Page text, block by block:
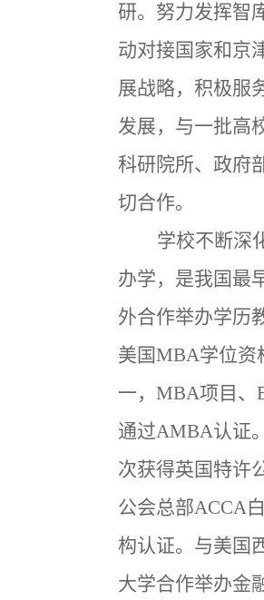
研。努力发挥智
动对接国家和京
展战略，积极服
发展，与一批高
科研院所、政府
切合作。
学校不断深
办学，是我国最
外合作举办学历
美国MBA学位资
一，MBA项目、
通过AMBA认证
次获得英国特许
公会总部ACCA
构认证。 与美国
大学合作举办金